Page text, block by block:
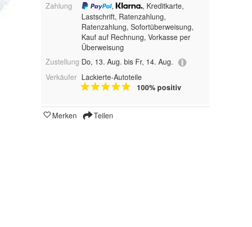
Zahlung
,
, Kreditkarte,
Lastschrift, Ratenzahlung,
Ratenzahlung, Sofortüberweisung,
Kauf auf Rechnung, Vorkasse per
Überweisung
Zustellung Do, 13. Aug. bis Fr, 14. Aug.
Verkäufer Lackierte-Autoteile
100% positiv
Merken Teilen